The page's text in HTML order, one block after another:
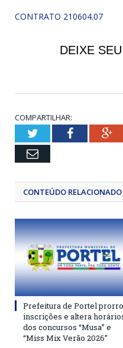
CONTRATO 210604.07
DEIXE
COMPARTILHAR:
TwitterFacebook
Email
CONTEÚDO RELACIONADO
Prefeitura de Portel
inscrições e altera
dos concursos “Musa” e
“Miss Mix Verão 2026”